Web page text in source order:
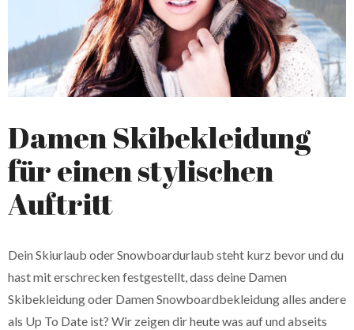
Damen Skibekleidung
für einen stylischen
Auftritt
Dein Skiurlaub oder Snowboardurlaub steht kurz bevor und du
hast mit erschrecken festgestellt, dass deine Damen
Skibekleidung oder Damen Snowboardbekleidung alles andere
als Up To Date ist? Wir zeigen dir heute was auf und abseits